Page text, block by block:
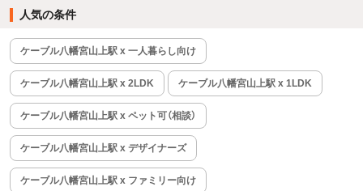
人気の条件
ケーブル八幡宮山上駅 x 一人暮らし向け
ケーブル八幡宮山上駅 x 2LDK ケーブル八幡宮山上駅 x 1LDK
ケーブル八幡宮山上駅 x ペット可（相談）
ケーブル八幡宮山上駅 x デザイナーズ
ケーブル八幡宮山上駅 x ファミリー向け